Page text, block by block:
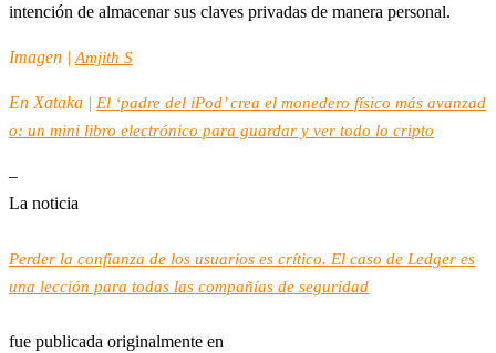
intención de almacenar sus claves privadas de manera personal.
Imagen | Amjith S
En Xataka | El ‘padre del iPod’ crea el monedero físico más avanzad
o: un mini libro electrónico para guardar y ver todo lo cripto
–
La noticia
Perder la confianza de los usuarios es crítico. El caso de Ledger es
una lección para todas las compañías de seguridad
fue publicada originalmente en